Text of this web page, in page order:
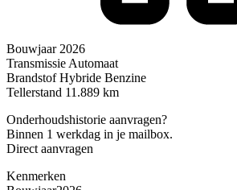
Bouwjaar 2026
Transmissie Automaat
Brandstof Hybride Benzine
Tellerstand 11.889 km
Onderhoudshistorie aanvragen?
Binnen 1 werkdag in je mailbox.
Direct aanvragen
Kenmerken